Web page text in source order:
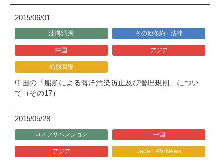
2015/06/01
油濁/汚濁 その他条約・法律
中国 アジア
特別回報
中国の「船舶による海洋汚染防止及び管理規則」につい
て（その17）
2015/05/28
ロスプリベンション 中国
アジア Japan P&I News